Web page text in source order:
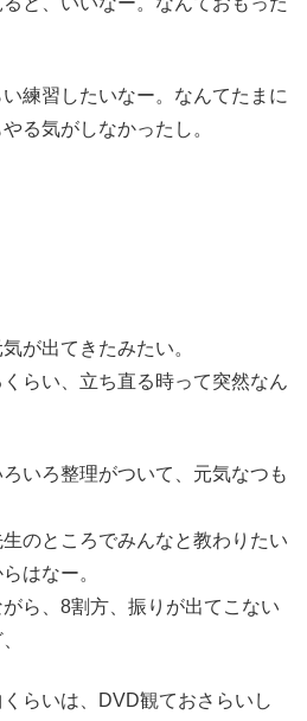
練習したいなー。なんてたまに
る気がしなかったし。
が出てきたみたい。
らい、立ち直る時って突然なん
いろ整理がついて、元気なつも
のところでみんなと教わりたい
はなー。
ら、8割方、振りが出てこない
らいは、DVD観ておさらいし